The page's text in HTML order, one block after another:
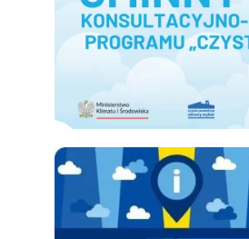
Ekodoradca